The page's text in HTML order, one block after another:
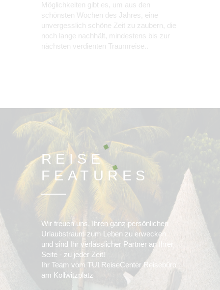
Möglichkeiten gibt es, um aus den
schönsten Wochen des Jahres, eine
unvergesslich schöne Zeit zu zaubern, die
noch lange nachhält, mindestens bis zur
nächsten verdienten Traumreise..
REISE
FEATURES
Wir freuen uns, Ihren ganz persönlichen
Urlaubstraum zum Leben zu erwecken
und sind Ihr verlässlicher Partner an Ihrer
Seite - zu jeder Zeit!
Ihr Team vom TUI ReiseCenter Reisebüro
am Kollwitzplatz